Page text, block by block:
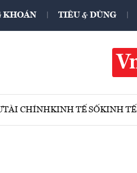
KHOÁN TIÊU & DÙNG
TÀI CHÍNHKINH TẾ SỐKINH